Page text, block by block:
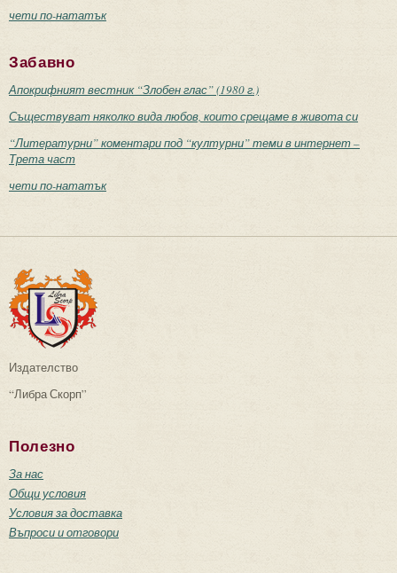
чети по-нататък
Забавно
Апокрифният вестник “Злобен глас” (1980 г.)
Съществуват няколко вида любов, които срещаме в живота си
“Литературни” коментари под “културни” теми в интернет –
Трета част
чети по-нататък
Издателство
“Либра Скорп”
Полезно
За нас
Общи условия
Условия за доставка
Въпроси и отговори